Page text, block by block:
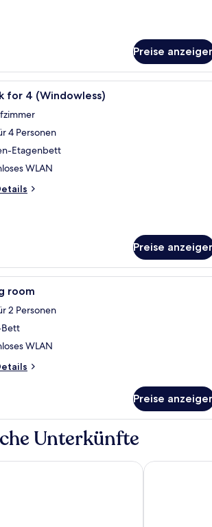
Preise
Ein Stockbett mit
for 4 (Windowless)
4 Personen
Etagenbett
WLAN
Preise
Ein kleines Hotelzimmer mit
room
2 Personen
Bett
WLAN
Preise
Unterkünfte
Hideaway Brit Hotels